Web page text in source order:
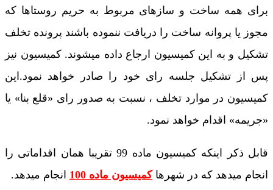
برای همه ساخت و سازهای مربوط به حریم روستاها که
مجوز یا پروانه ساخت را دریافت ننموده باشند پرونده تخلف
تشکیل و به این کمیسیون ارجاع داده میشوند. کمیسیون نیز
پس از تشکیل جلسه رای خود را صادر خواهد نمود.این
کمیسیون در موارد تخلف ، نسبت به صدور رای «قلع بنا» یا
«جریمه» اقدام خواهد نمود.
قابل ذکر اینکه کمیسیون ماده 99 تقریبا همان اقداماتی را
انجام میدهد که در شهرهاکمیسیون ماده 100 انجام میدهد.